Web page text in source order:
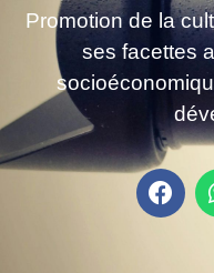
Promotion de la
ses facettes